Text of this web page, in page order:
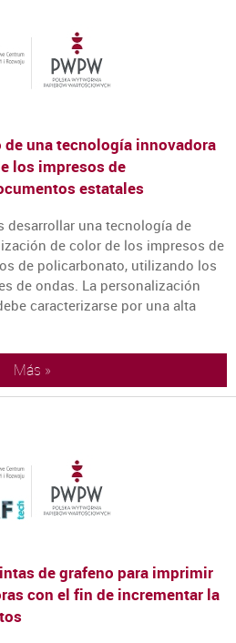
una tecnología innovadora
los impresos de
estatales
desarrollar una tecnología de
de color de los impresos de
de policarbonato, utilizando los
de ondas. La personalización
caracterizarse por una alta
Más »
de grafeno para imprimir
con el fin de incrementar la